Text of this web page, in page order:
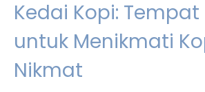
Kedai Kopi:
untuk Menikmati
Nikmat